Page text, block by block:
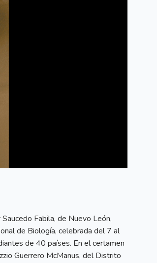
Fabila, de Nuevo León,
de Biología, celebrada del 7 al
de 40 países. En el certamen
Guerrero McManus, del Distrito